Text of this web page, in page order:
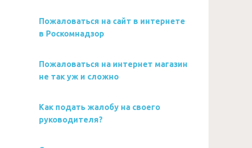
Пожаловаться на сайт в интернете
в Роскомнадзор
Пожаловаться на интернет магазин
не так уж и сложно
Как подать жалобу на своего
руководителя?